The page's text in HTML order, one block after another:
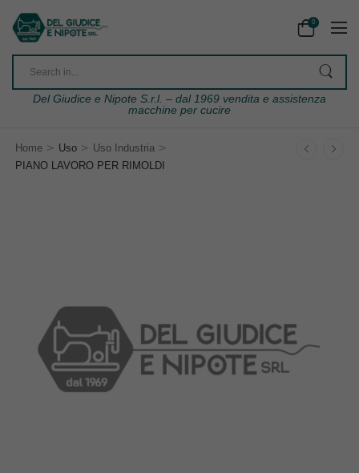
0
Del Giudice e Nipote S.r.l. – dal 1969 vendita e assistenza
macchine per cucire
Home > Uso > Uso Industria >
PIANO LAVORO PER RIMOLDI